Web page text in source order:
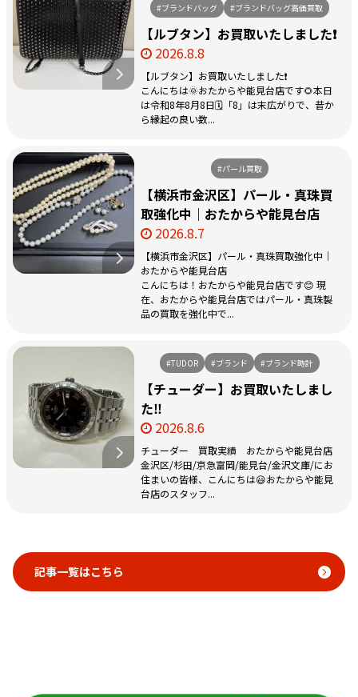
#ブランドバッグ #ブランドバッグ高価買取
【ルブタン】お買取いたしました❗️
2026.8.8
【ルブタン】お買取いたしました❗️
こんにちは🌞おたからや能見台店です🌻本日
は令和8年8月8日🗓️「8」は末広がりで、昔か
ら縁起の良い数...
#パール買取
【横浜市金沢区】パール・真珠買
取強化中｜おたからや能見台店
2026.8.7
【横浜市金沢区】パール・真珠買取強化中｜
おたからや能見台店
こんにちは！おたからや能見台店です😊 現
在、おたからや能見台店ではパール・真珠製
品の買取を強化中で...
#TUDOR #ブランド #ブランド時計
【チューダー】お買取いたしまし
た‼️
2026.8.6
チューダー 買取実績 おたからや能見台店
金沢区/杉田/京急富岡/能見台/金沢文庫/にお
住まいの皆様、こんにちは😃おたからや能見
台店のスタッフ...
記事一覧はこちら